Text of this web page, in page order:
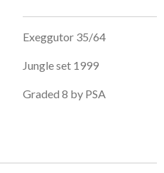
Exeggutor 35/64
Jungle set 1999
Graded 8 by PSA